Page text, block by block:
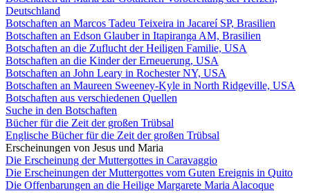
Deutschland
Botschaften an Marcos Tadeu Teixeira in Jacareí SP, Brasilien
Botschaften an Edson Glauber in Itapiranga AM, Brasilien
Botschaften an die Zuflucht der Heiligen Familie, USA
Botschaften an die Kinder der Erneuerung, USA
Botschaften an John Leary in Rochester NY, USA
Botschaften an Maureen Sweeney-Kyle in North Ridgeville, USA
Botschaften aus verschiedenen Quellen
Suche in den Botschaften
Bücher für die Zeit der großen Trübsal
Englische Bücher für die Zeit der großen Trübsal
Erscheinungen von Jesus und Maria
Die Erscheinung der Muttergottes in Caravaggio
Die Erscheinungen der Muttergottes vom Guten Ereignis in Quito
Die Offenbarungen an die Heilige Margarete Maria Alacoque